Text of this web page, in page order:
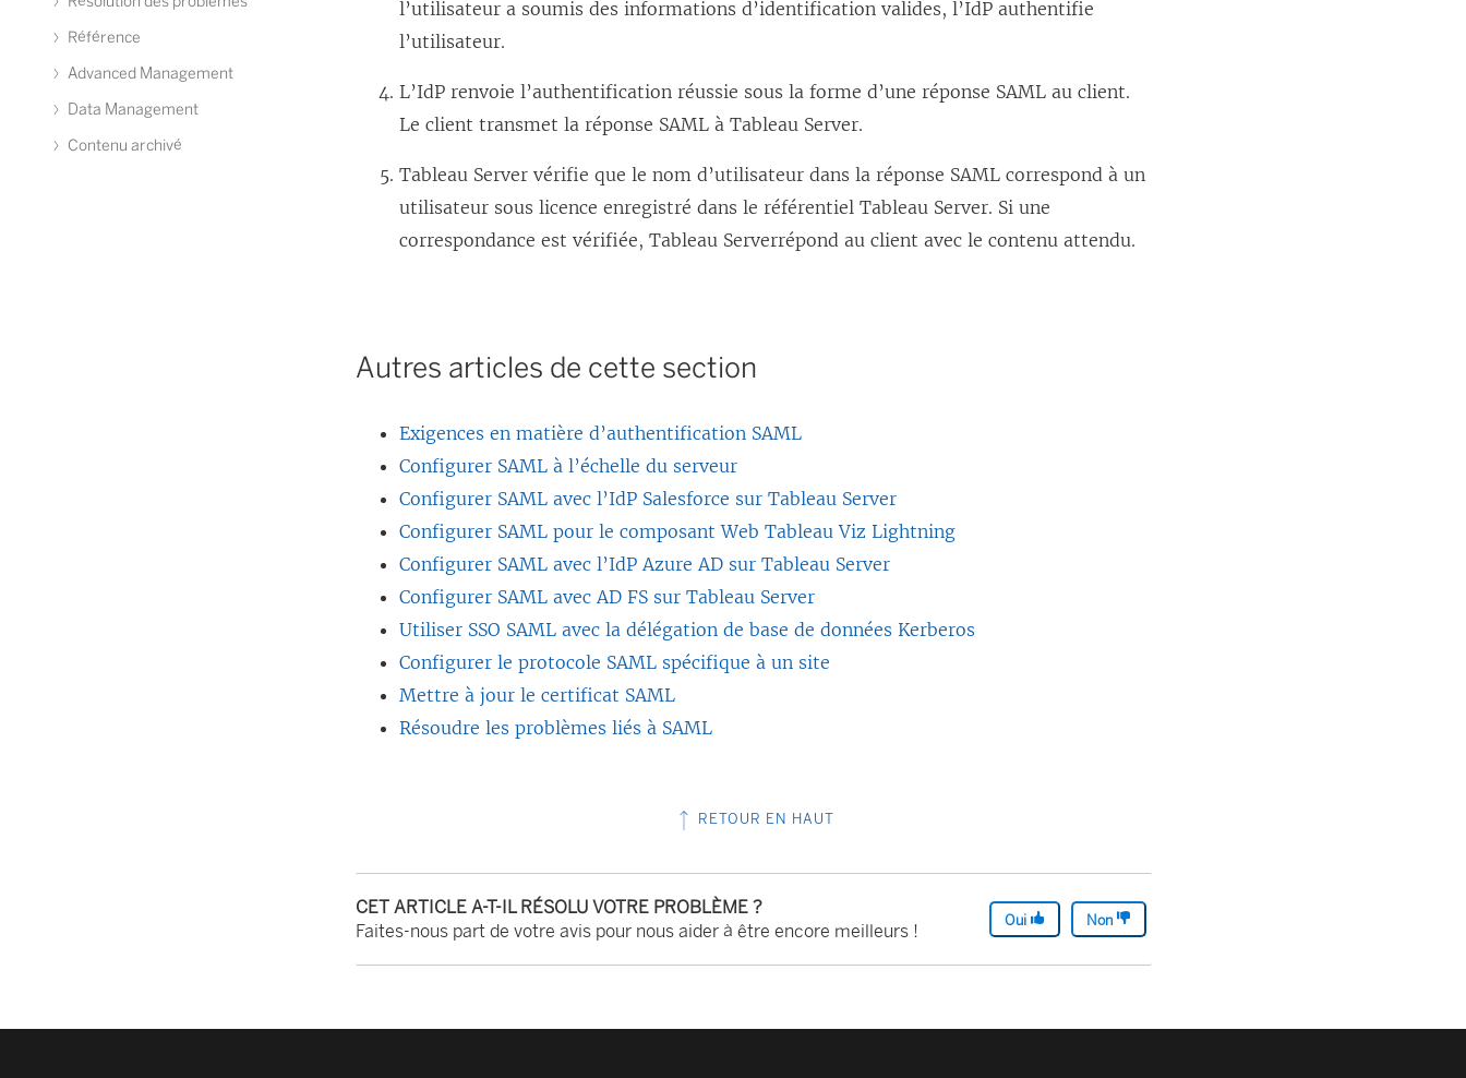
Référence
Advanced Management
Data Management
Contenu archivé
l’utilisateur a soumis des informations d’identification valides, l’IdP authentifie
l’utilisateur.
L’IdP renvoie l’authentification réussie sous la forme d’une réponse SAML au client.
Le client transmet la réponse SAML àTableau Server.
Tableau Server vérifie que le nom d’utilisateur dans la réponse SAML correspond à un
utilisateur sous licence enregistré dans leréférentiel Tableau Server. Si une
correspondance est vérifiée,Tableau Serverrépond au client avec le contenu attendu.
Autres articles de cette section
Exigences en matière d’authentification SAML
Configurer SAML à l’échelle du serveur
Configurer SAML avec l’IdP Salesforce sur Tableau Server
Configurer SAML pour le composant Web Tableau Viz Lightning
Configurer SAML avec l’IdP Azure AD sur Tableau Server
Configurer SAML avec AD FS sur Tableau Server
Utiliser SSO SAML avec la délégation de base de données Kerberos
Configurer le protocole SAML spécifique à un site
Mettre à jour le certificat SAML
Résoudre les problèmes liés à SAML
RETOUR EN HAUT
CET ARTICLE A-T-IL RÉSOLU VOTRE PROBLÈME ?
Faites-nous part de votre avis pour nous aider à être encore meilleurs !
Oui Non